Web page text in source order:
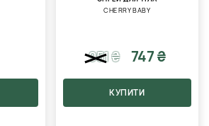
CHERRY BABY
951₴ 747 ₴
КУПИТИ